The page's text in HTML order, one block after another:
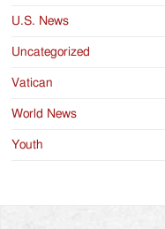
U.S. News
Uncategorized
Vatican
World News
Youth